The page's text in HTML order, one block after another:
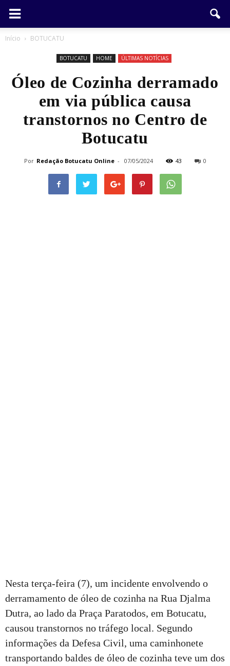
Início BOTUCATU
BOTUCATU HOME ÚLTIMAS NOTÍCIAS
Óleo de Cozinha derramado
em via pública causa
transtornos no Centro de
Botucatu
Por Redação Botucatu Online - 07/05/2024 43 0
Nesta terça-feira (7), um incidente envolvendo o
derramamento de óleo de cozinha na Rua Djalma
Dutra, ao lado da Praça Paratodos, em Botucatu,
causou transtornos no tráfego local. Segundo
informações da Defesa Civil, uma caminhonete
transportando baldes de óleo de cozinha teve um dos